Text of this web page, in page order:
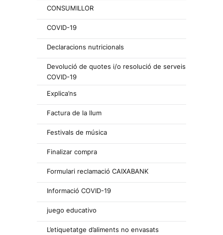
CONSUMILLOR
COVID-19
Declaracions nutricionals
Devolució de quotes i/o resolució de serveis
COVID-19
Explica’ns
Factura de la llum
Festivals de música
Finalizar compra
Formulari reclamació CAIXABANK
Informació COVID-19
juego educativo
L’etiquetatge d’aliments no envasats